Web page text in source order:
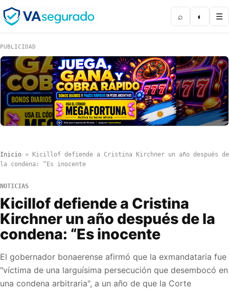
⌕ ◐ ☰
PUBLICIDAD
Inicio »
Kicillof defiende a Cristina Kirchner un año después de
la condena: “Es inocente
NOTICIAS
Kicillof defiende a Cristina
Kirchner un año después de la
condena: “Es inocente
El gobernador bonaerense afirmó que la exmandataria fue
"víctima de una larguísima persecución que desembocó en
una condena arbitraria", a un año de que la Corte